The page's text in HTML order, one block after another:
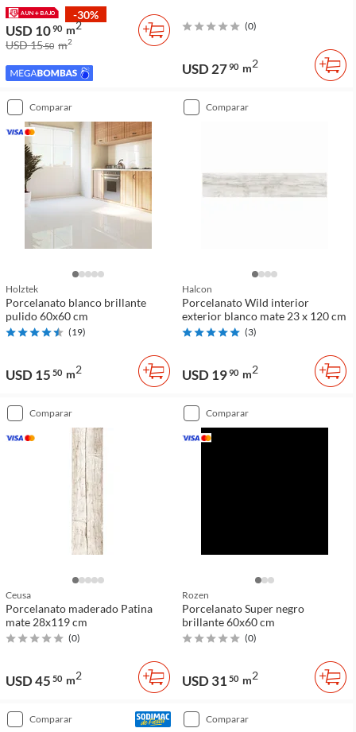
-30%
USD 1090 m2
USD 1550 m2
(0)
USD 2790 m2
comparar
Holztek
Porcelanato blanco brillante
pulido 60x60 cm
(19)
USD 15 50 m2
comparar
Halcon
Porcelanato Wild interior
exterior blanco mate 23 x 120 cm
(3)
USD 1990 m2
comparar
Ceusa
Porcelanato maderado Patina
mate 28x119 cm
(0)
USD 45 50 m2
comparar
Rozen
Porcelanato Super negro
brillante 60x60 cm
(0)
USD 31 50 m2
comparar comparar